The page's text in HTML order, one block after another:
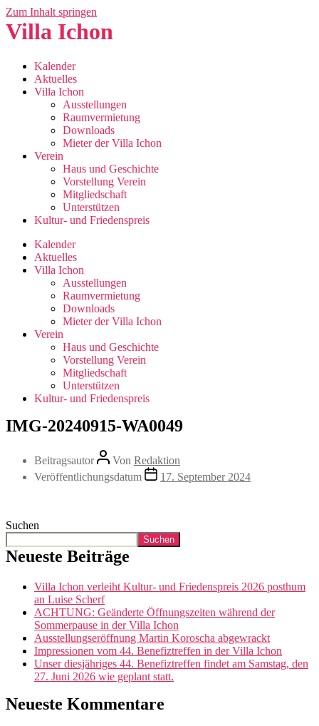
Zum Inhalt springen
Villa Ichon
Kalender
Aktuelles
Villa Ichon
Ausstellungen
Raumvermietung
Downloads
Mieter der Villa Ichon
Verein
Haus und Geschichte
Vorstellung Verein
Mitgliedschaft
Unterstützen
Kultur- und Friedenspreis
Kalender
Aktuelles
Villa Ichon
Ausstellungen
Raumvermietung
Downloads
Mieter der Villa Ichon
Verein
Haus und Geschichte
Vorstellung Verein
Mitgliedschaft
Unterstützen
Kultur- und Friedenspreis
IMG-20240915-WA0049
Beitragsautor Von Redaktion
Veröffentlichungsdatum
17. September 2024
Suchen
Suchen
Neueste Beiträge
Villa Ichon verleiht Kultur- und Friedenspreis 2026 posthum
an Luise Scherf
ACHTUNG: Geänderte Öffnungszeiten während der
Sommerpause in der Villa Ichon
Ausstellungseröffnung Martin Koroscha abgewrackt
Impressionen vom 44. Benefiztreffen in der Villa Ichon
Unser diesjähriges 44. Benefiztreffen findet am Samstag, den
27. Juni 2026 wie geplant statt.
Neueste Kommentare